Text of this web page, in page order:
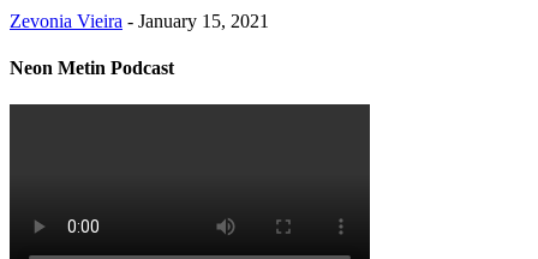
Zevonia Vieira - January 15, 2021
Neon Metin Podcast